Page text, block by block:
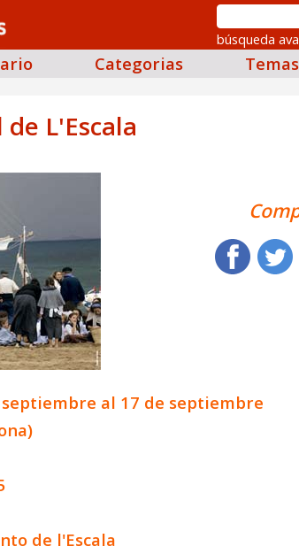
búsqueda
Categorias Temas
L'Escala
septiembre al 17 de septiembre
de l'Escala